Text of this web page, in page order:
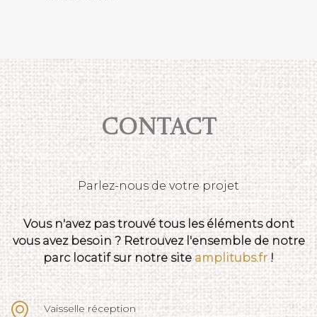
Contact
Parlez-nous de votre projet
Vous n'avez pas trouvé tous les éléments dont
vous avez besoin ? Retrouvez l'ensemble de notre
parc locatif sur notre site amplitubs.fr !
Vaisselle réception